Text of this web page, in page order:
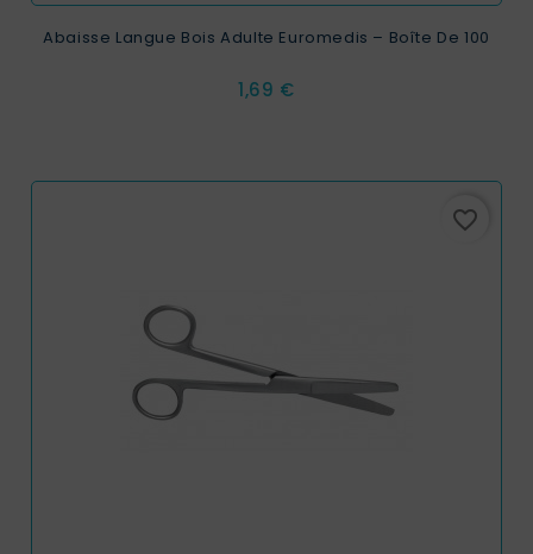
Abaisse Langue Bois Adulte Euromedis – Boîte De 100
Prix
1,69 €
favorite_border